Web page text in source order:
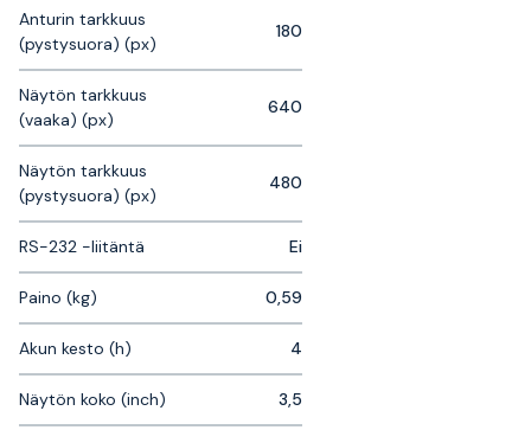
Anturin tarkkuus
(pystysuora) (px)
180
Näytön tarkkuus
(vaaka) (px)
640
Näytön tarkkuus
(pystysuora) (px)
480
RS-232 -liitäntä Ei
Paino (kg) 0,59
Akun kesto (h) 4
Näytön koko (inch) 3,5